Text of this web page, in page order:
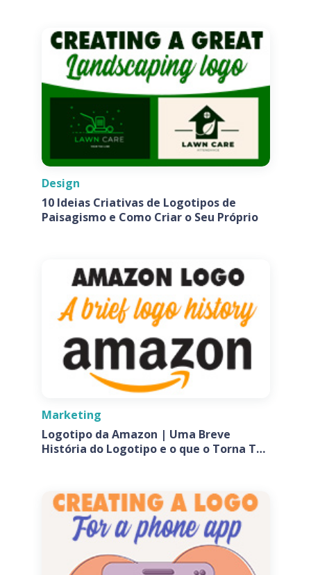
Design
10 Ideias Criativas de Logotipos de
Paisagismo e Como Criar o Seu Próprio
Marketing
Logotipo da Amazon | Uma Breve
História do Logotipo e o que o Torna Tão